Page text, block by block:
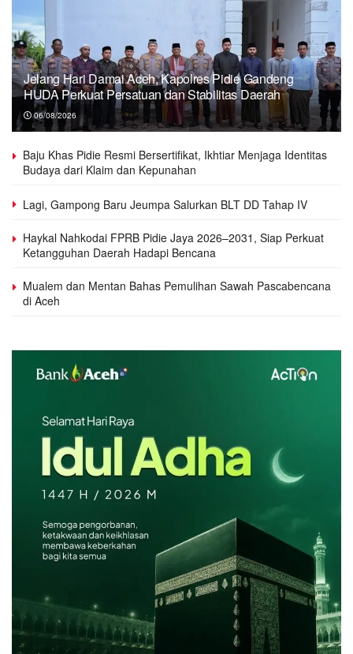
Jelang Hari Damai Aceh, Kapolres Pidie Gandeng
HUDA Perkuat Persatuan dan Stabilitas Daerah
06/08/2026
Baju Khas Pidie Resmi Bersertifikat, Ikhtiar Menjaga Identitas
Budaya dari Klaim dan Kepunahan
Lagi, Gampong Baru Jeumpa Salurkan BLT DD Tahap IV
Haykal Nahkodai FPRB Pidie Jaya 2026–2031, Siap Perkuat
Ketangguhan Daerah Hadapi Bencana
Mualem dan Mentan Bahas Pemulihan Sawah Pascabencana
di Aceh